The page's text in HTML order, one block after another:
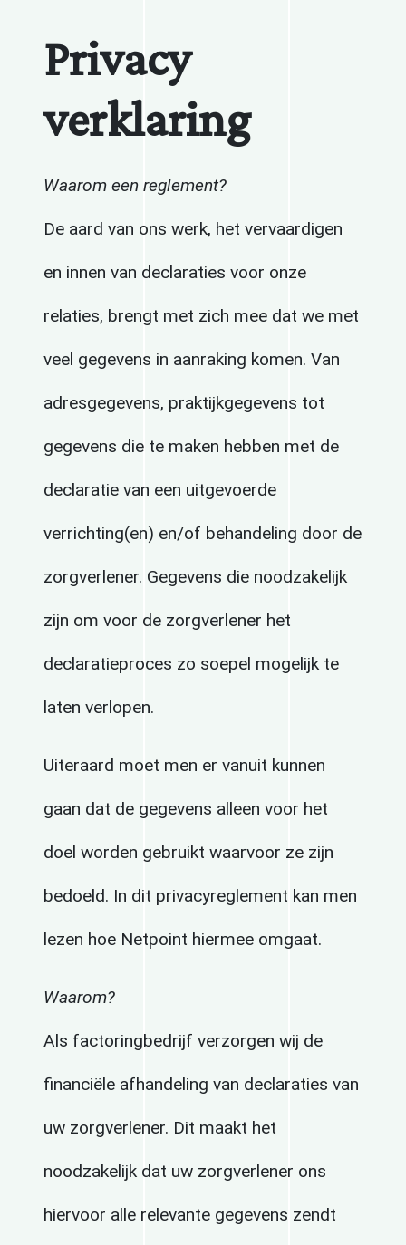
Privacy
verklaring
Waarom een reglement?
De aard van ons werk, het vervaardigen
en innen van declaraties voor onze
relaties, brengt met zich mee dat we met
veel gegevens in aanraking komen. Van
adresgegevens, praktijkgegevens tot
gegevens die te maken hebben met de
declaratie van een uitgevoerde
verrichting(en) en/of behandeling door de
zorgverlener. Gegevens die noodzakelijk
zijn om voor de zorgverlener het
declaratieproces zo soepel mogelijk te
laten verlopen.
Uiteraard moet men er vanuit kunnen
gaan dat de gegevens alleen voor het
doel worden gebruikt waarvoor ze zijn
bedoeld. In dit privacyreglement kan men
lezen hoe Netpoint hiermee omgaat.
Waarom?
Als factoringbedrijf verzorgen wij de
financiële afhandeling van declaraties van
uw zorgverlener. Dit maakt het
noodzakelijk dat uw zorgverlener ons
hiervoor alle relevante gegevens zendt